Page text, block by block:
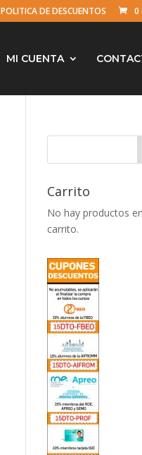
POLITICA DE DESCUENTOS 0
MI CUENTA
Carrito
No hay productos
carrito.